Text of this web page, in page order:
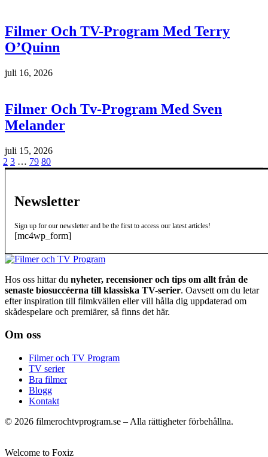
Filmer Och TV-Program Med Terry
O’Quinn
juli 16, 2026
Filmer Och Tv-Program Med Sven
Melander
juli 15, 2026
2 3 … 79 80
Newsletter
Sign up for our newsletter and be the first to access our latest articles!
[mc4wp_form]
Hos oss hittar du nyheter, recensioner och tips om allt från de
senaste biosuccéerna till klassiska TV-serier. Oavsett om du letar
efter inspiration till filmkvällen eller vill hålla dig uppdaterad om
skådespelare och premiärer, så finns det här.
Om oss
Filmer och TV Program
TV serier
Bra filmer
Blogg
Kontakt
© 2026 filmerochtvprogram.se – Alla rättigheter förbehållna.
Welcome to Foxiz